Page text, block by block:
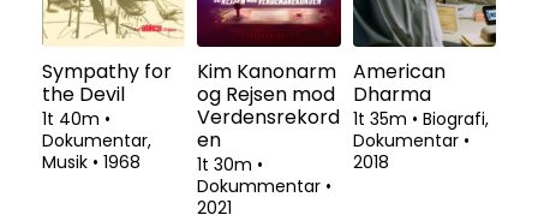
Sympathy for
the Devil
1t 40m •
Dokumentar,
Musik • 1968
Kim Kanonarm
og Rejsen mod
Verdensrekord
en
1t 30m •
Dokummentar •
2021
American
Dharma
1t 35m • Biografi,
Dokumentar •
2018